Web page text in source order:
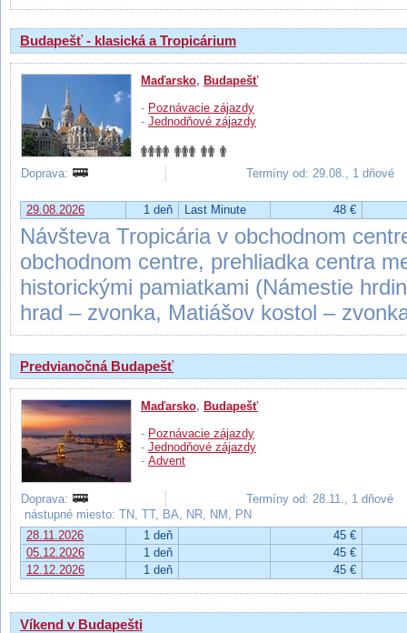
Budapešť - klasická a Tropicárium
Maďarsko, Budapešť
- Poznávacie zájazdy
- Jednodňové zájazdy
Doprava: Termíny od: 29.08., 1 dňové
29.08.2026 1 deň Last Minute 48 €
Návšteva Tropicária v obchodnom
obchodnom centre, prehliadka centra
historickými pamiatkami (Námestie
hrad – zvonka, Matiášov kostol –
Predvianočná Budapešť
Maďarsko, Budapešť
- Poznávacie zájazdy
- Jednodňové zájazdy
- Advent
Doprava:
Termíny od: 28.11., 1 dňové
nástupné miesto: TN, TT, BA, NR, NM, PN
28.11.2026
1 deň
45 €
05.12.2026
1 deň
45 €
12.12.2026
1 deň 45 €
Víkend v Budapešti